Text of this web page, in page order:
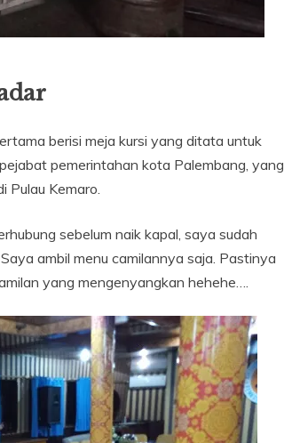
berisi meja kursi yang ditata untuk
pemerintahan kota Palembang, yang
Pulau Kemaro.
sebelum naik kapal, saya sudah
ambil menu camilannya saja. Pastinya
yang mengenyangkan hehehe….